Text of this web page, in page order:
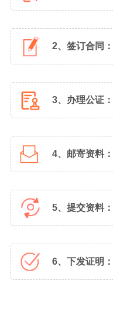
2、签订合同：
3、办理公证：
4、邮寄资料：
5、提交资料：
6、下发证明：